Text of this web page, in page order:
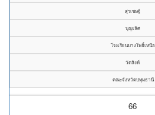
สุรเชษฐ์
บุญเลิศ
โรงเรียนบางโพธิ์เหนือ
วัดสิงห์
คณะจังหวัดปทุมธานี
66